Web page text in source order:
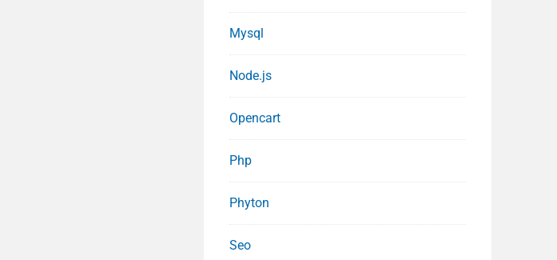
Mysql
Node.js
Opencart
Php
Phyton
Seo